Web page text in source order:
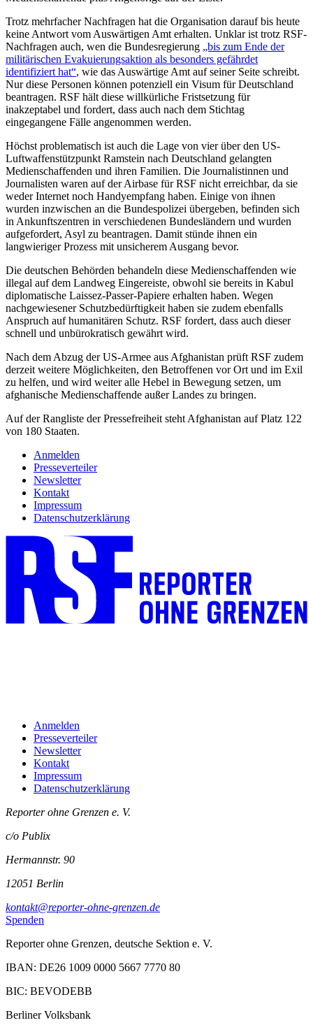
Trotz mehrfacher Nachfragen hat die Organisation darauf bis heute
keine Antwort vom Auswärtigen Amt erhalten. Unklar ist trotz RSF-
Nachfragen auch, wen die Bundesregierung „bis zum Ende der
militärischen Evakuierungsaktion als besonders gefährdet
identifiziert hat“, wie das Auswärtige Amt auf seiner Seite schreibt.
Nur diese Personen können potenziell ein Visum für Deutschland
beantragen. RSF hält diese willkürliche Fristsetzung für
inakzeptabel und fordert, dass auch nach dem Stichtag
eingegangene Fälle angenommen werden.
Höchst problematisch ist auch die Lage von vier über den US-
Luftwaffenstützpunkt Ramstein nach Deutschland gelangten
Medienschaffenden und ihren Familien. Die Journalistinnen und
Journalisten waren auf der Airbase für RSF nicht erreichbar, da sie
weder Internet noch Handyempfang haben. Einige von ihnen
wurden inzwischen an die Bundespolizei übergeben, befinden sich
in Ankunftszentren in verschiedenen Bundesländern und wurden
aufgefordert, Asyl zu beantragen. Damit stünde ihnen ein
langwieriger Prozess mit unsicherem Ausgang bevor.
Die deutschen Behörden behandeln diese Medienschaffenden wie
illegal auf dem Landweg Eingereiste, obwohl sie bereits in Kabul
diplomatische Laissez-Passer-Papiere erhalten haben. Wegen
nachgewiesener Schutzbedürftigkeit haben sie zudem ebenfalls
Anspruch auf humanitären Schutz. RSF fordert, dass auch dieser
schnell und unbürokratisch gewährt wird.
Nach dem Abzug der US-Armee aus Afghanistan prüft RSF zudem
derzeit weitere Möglichkeiten, den Betroffenen vor Ort und im Exil
zu helfen, und wird weiter alle Hebel in Bewegung setzen, um
afghanische Medienschaffende außer Landes zu bringen.
Auf der Rangliste der Pressefreiheit steht Afghanistan auf Platz 122
von 180 Staaten.
Anmelden
Presseverteiler
Newsletter
Kontakt
Impressum
Datenschutzerklärung
Anmelden
Presseverteiler
Newsletter
Kontakt
Impressum
Datenschutzerklärung
Reporter ohne Grenzen e. V.
c/o Publix
Hermannstr. 90
12051 Berlin
kontakt@reporter-ohne-grenzen.de
Spenden
Reporter ohne Grenzen, deutsche Sektion e. V.
IBAN: DE26 1009 0000 5667 7770 80
BIC: BEVODEBB
Berliner Volksbank